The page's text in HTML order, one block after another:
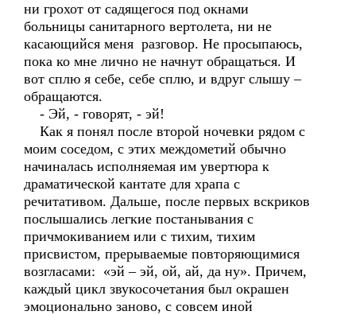
ни грохот от садящегося под окнами
больницы санитарного вертолета, ни не
касающийся меня разговор. Не просыпаюсь,
пока ко мне лично не начнут обращаться. И
вот сплю я себе, себе сплю, и вдруг слышу –
обращаются.
- Эй, - говорят, - эй!
Как я понял после второй ночевки рядом с
моим соседом, с этих междометий обычно
начиналась исполняемая им увертюра к
драматической кантате для храпа с
речитативом. Дальше, после первых вскриков
послышались легкие постанывания с
причмокиванием или с тихим, тихим
присвистом, прерываемые повторяющимися
возгласами: «эй – эй, ой, ай, да ну». Причем,
каждый цикл звукосочетания был окрашен
эмоционально заново, с совсем иной